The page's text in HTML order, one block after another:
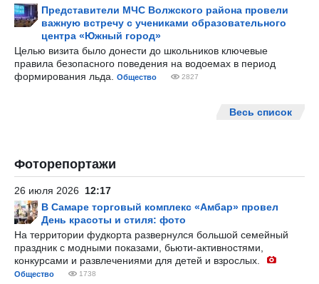
Представители МЧС Волжского района провели
важную встречу с учениками образовательного
центра «Южный город»
Целью визита было донести до школьников ключевые
правила безопасного поведения на водоемах в период
формирования льда.
Общество 2827
Весь список
Фоторепортажи
26 июля 2026 12:17
В Самаре торговый комплекс «Амбар» провел
День красоты и стиля: фото
На территории фудкорта развернулся большой семейный
праздник с модными показами, бьюти-активностями,
конкурсами и развлечениями для детей и взрослых.
Общество 1738